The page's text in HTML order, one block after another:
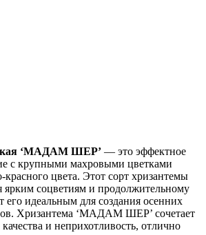
‘МАДАМ ШЕР’ — это эффектное
с крупными махровыми цветками
цвета. Этот сорт хризантемы
ярким соцветиям и продолжительному
его идеальным для создания осенних
Хризантема ‘МАДАМ ШЕР’ сочетает
и неприхотливость, отлично